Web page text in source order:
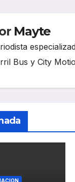
Mayte
Bus y City